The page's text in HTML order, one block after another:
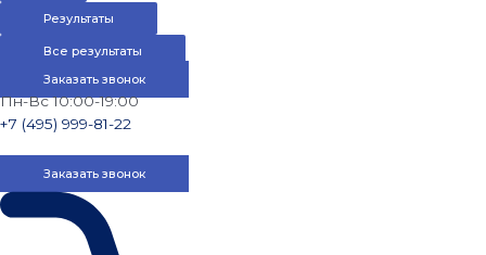
Результаты
Все результаты
Заказать звонок
Пн-Вс 10:00-19:00
+7 (495) 999-81-22
Заказать звонок